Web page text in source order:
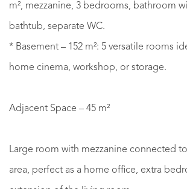
m², mezzanine, 3 bedrooms, bathroom
bathtub, separate WC.
* Basement – 152 m²: 5 versatile rooms
home cinema, workshop, or storage.
Adjacent Space – 45 m²
Large room with mezzanine connected
area, perfect as a home office, extra